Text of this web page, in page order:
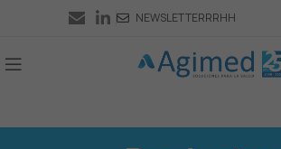
NEWSLETTERRRHH